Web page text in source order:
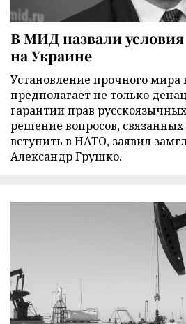
В МИД назвали
на Украине
Установление прочного мира
предполагает не только
гарантии прав
решение вопросов,
вступить в НАТО, заявил
Александр Грушко.